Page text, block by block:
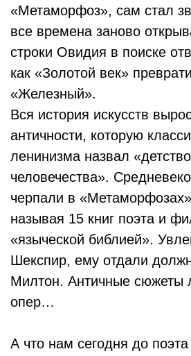
«Метаморфоз», сам стал
все времена заново
строки Овидия в поиске
как «Золотой век»
«Железный».
Вся история искусств
античности, которую
ленинизма назвал
человечества».
черпали в
называя 15 книг поэта и
«языческой библией».
Шекспир, ему отдали
Милтон. Античные сюжеты
опер…
А что нам сегодня до